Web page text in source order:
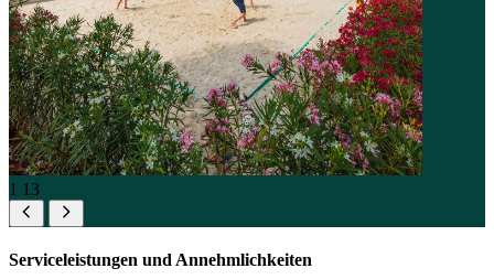
1 13
Serviceleistungen und Annehmlichkeiten